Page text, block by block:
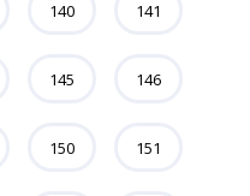
140 141
145 146
150 151